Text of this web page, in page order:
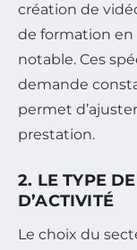
création de
de formation en
notable. Ces
demande
permet
prestation.
2. LE TYPE
D’ACTIVITÉ
Le choix du